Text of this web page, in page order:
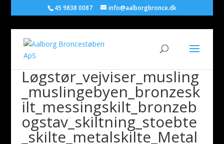
45 9838 0087 info@aalborgbronce.dk
Løgstør_vejviser_musling
_muslingebyen_bronzesk
ilt_messingskilt_bronzeb
ogstav_skiltning_stoebte
_skilte_metalskilte_Metal